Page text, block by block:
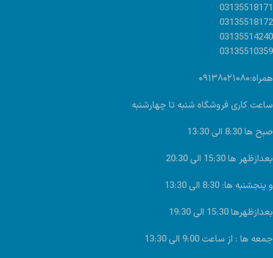
03135518171
03135518172
03135514240
03135510359
همراه:۰۹۱۳۸۰۲۱۰۸۰
ساعت کاری فروشگاه شنبه تا چهارشنبه
صبح ها 8:30 الی 13:30
بعدازظهر ها 15:30 الی 20:30
و پنجشنبه ها: 8:30 الی 13:30
بعدازظهرها 15:30 الی 19:30
جمعه ها : از ساعت 9:00 الی 13:30